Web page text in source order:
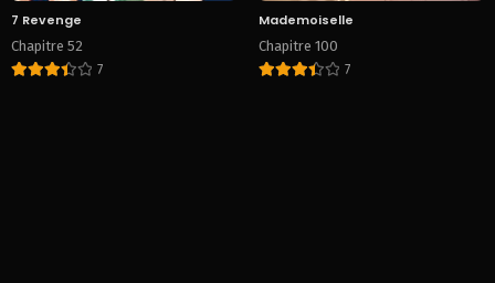
7 Revenge
Chapitre 52
7
Mademoiselle
Chapitre 100
7